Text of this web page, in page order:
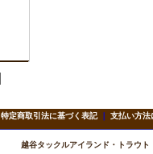
特定商取引法に基づく表記｜ 支払い方法
越谷タックルアイランド・トラ